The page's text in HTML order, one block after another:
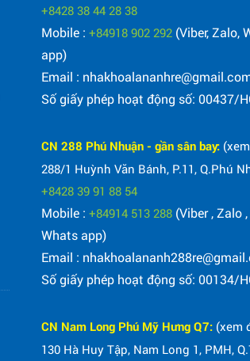
+8428 38 44 28 38
Mobile :+84918 902 292 (Viber, Zalo,
app)
Email :
Số giấy phép hoạt động số: 00437/
CN 288 Phú Nhuận - gần sân bay:
288/1 Huỳnh Văn Bánh, P.11, Q.Phú
+8428 39 91 88 54
Mobile :+84914 513 288 (Viber , Zalo
Whats app)
Email :
Số giấy phép hoạt động số: 00134/
CN Nam Long Phú Mỹ Hưng Q7: (xem
130 Hà Huy Tập, Nam Long 1, PMH,